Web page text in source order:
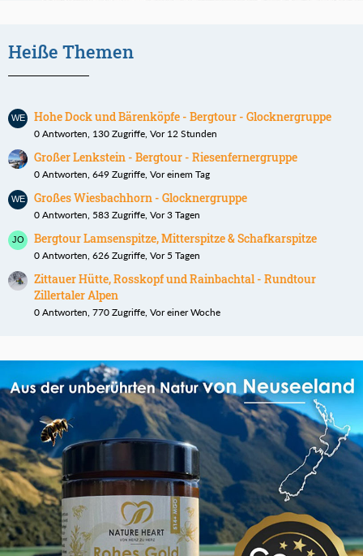
Heiße Themen
Hohe Dock und Bärenköpfe - Bergtour - Glocknergruppe
0 Antworten, 130 Zugriffe, Vor 12 Stunden
Großer Lenkstein - Bergtour - Riesenfernergruppe
0 Antworten, 649 Zugriffe, Vor einem Tag
Großes Wiesbachhorn - Glocknergruppe
0 Antworten, 583 Zugriffe, Vor 3 Tagen
Bergtour Lamsenspitze, Mitterspitze & Schafkarspitze
0 Antworten, 626 Zugriffe, Vor 5 Tagen
Zittauer Hütte, Rosskopf und Rainbachtal - Rundtour
Zillertaler Alpen
0 Antworten, 770 Zugriffe, Vor einer Woche